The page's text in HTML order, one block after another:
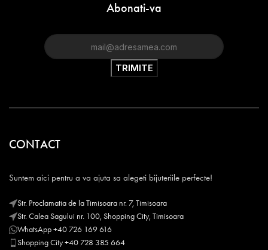
Abonati-va
CONTACT
Suntem aici pentru a va ajuta sa alegeti bijuteriile perfecte!
Str. Proclamatia de la Timisoara nr. 7, Timisoara
Str. Calea Sagului nr. 100, Shopping City, Timisoara
WhatsApp +40 726 169 616
Shopping City +40 728 385 664